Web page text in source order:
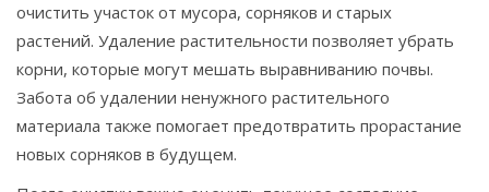
очистить участок от мусора, сорняков и старых
растений. Удаление растительности позволяет убрать
корни, которые могут мешать выравниванию почвы.
Забота об удалении ненужного растительного
материала также помогает предотвратить прорастание
новых сорняков в будущем.